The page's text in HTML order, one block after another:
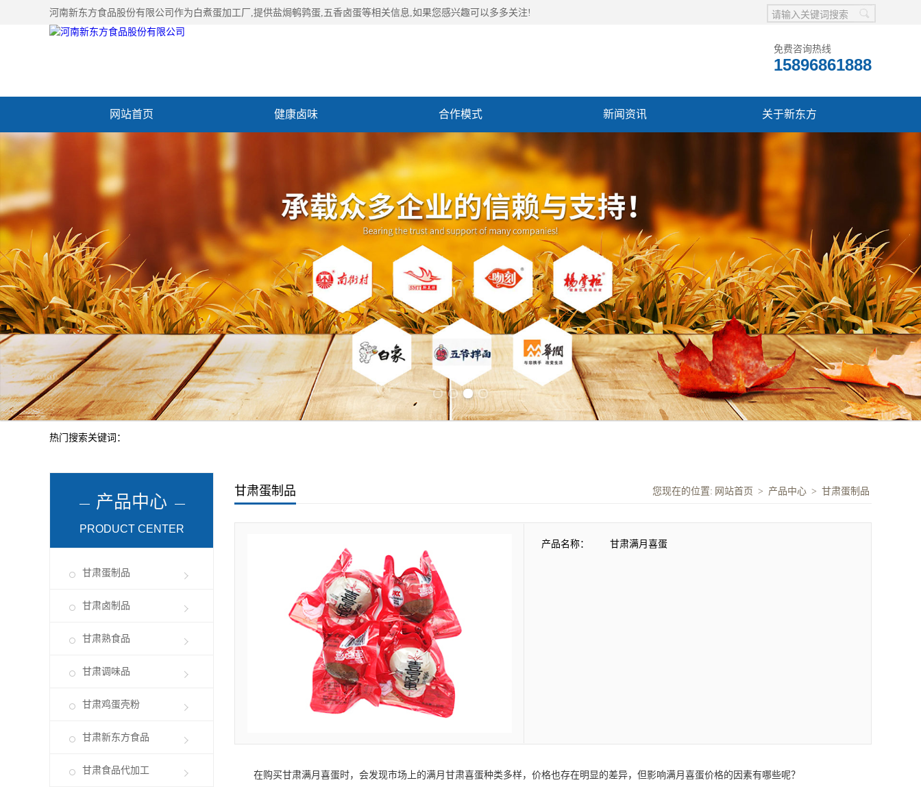
河南新东方食品股份有限公司作为 白煮蛋加工厂 ,提供盐焗鹌鹑蛋,五香卤蛋等相关信息,如果您感兴趣可以多多关注!
免费咨询热线
15896861888
网站首页 健康卤味 合作模式 新闻资讯 关于新东方
热门搜索关键词：
产品中心
PRODUCT CENTER
甘肃蛋制品
甘肃卤制品
甘肃熟食品
甘肃调味品
甘肃鸡蛋壳粉
甘肃新东方食品
甘肃食品代加工
甘肃蛋制品 您现在的位置: 网站首页 > 产品中心 > 甘肃蛋制品
产品名称： 甘肃满月喜蛋
在购买甘肃满月喜蛋时，会发现市场上的满月 甘肃喜蛋种类多样，价格也存在明显的差异，但影响满月喜蛋价格的因素有哪些呢？